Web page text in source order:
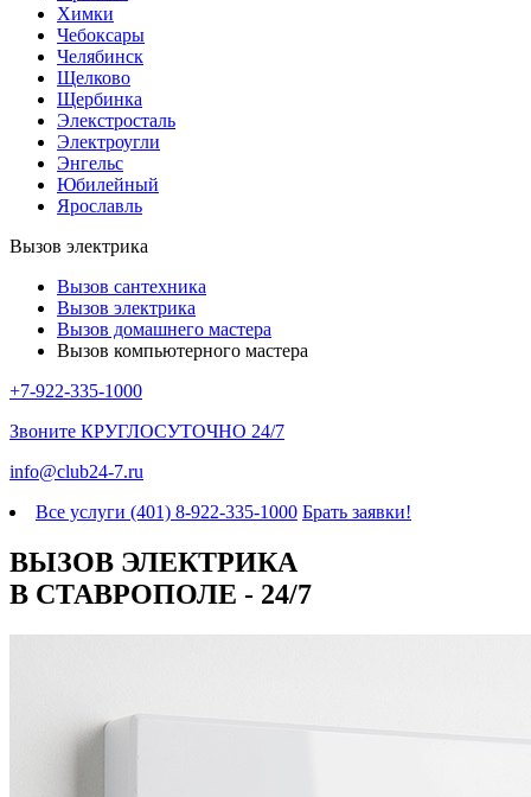
Химки
Чебоксары
Челябинск
Щелково
Щербинка
Элекстросталь
Электроугли
Энгельс
Юбилейный
Ярославль
Вызов электрика
Вызов сантехника
Вызов электрика
Вызов домашнего мастера
Вызов компьютерного мастера
+7-922-335-1000
Звоните КРУГЛОСУТОЧНО 24/7
info@club24-7.ru
Все услуги (401) 8-922-335-1000 Брать заявки!
ВЫЗОВ ЭЛЕКТРИКА
В СТАВРОПОЛЕ - 24/7